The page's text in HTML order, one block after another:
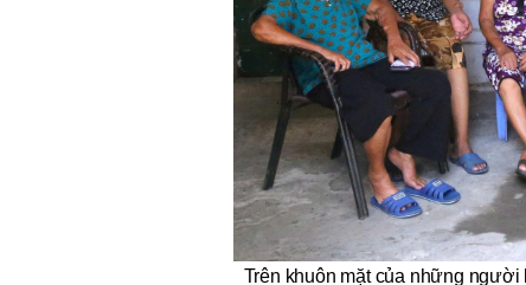
Trên khuôn mặt của những